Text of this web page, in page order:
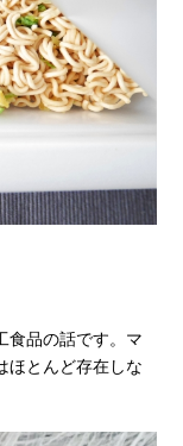
食品の話です。マ
ほとんど存在しな